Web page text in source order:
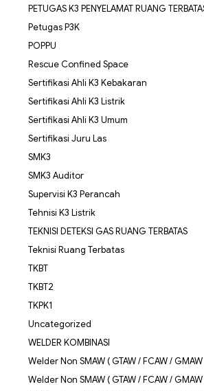
PETUGAS K3 PENYELAMAT RUANG
Petugas P3K
POPPU
Rescue Confined Space
Sertifikasi Ahli K3 Kebakaran
Sertifikasi Ahli K3 Listrik
Sertifikasi Ahli K3 Umum
Sertifikasi Juru Las
SMK3
SMK3 Auditor
Supervisi K3 Perancah
Tehnisi K3 Listrik
TEKNISI DETEKSI GAS RUANG TERBATAS
Teknisi Ruang Terbatas
TKBT
TKBT2
TKPK1
Uncategorized
WELDER KOMBINASI
Welder Non SMAW ( GTAW / FCAW /
Welder Non SMAW ( GTAW / FCAW /